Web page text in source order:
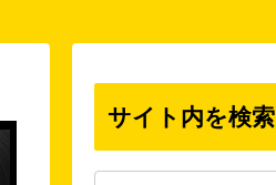
サイト内を検索